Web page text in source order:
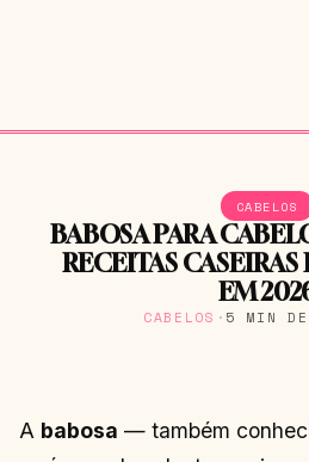
CABELOS
BABOSA PARA
RECEITAS
EM
CABELOS · 5 MIN
A babosa — também